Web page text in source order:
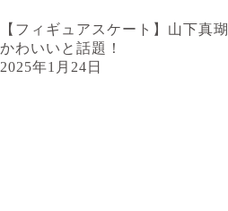
【フィギュアスケート】山下真
かわいいと話題！
2025年1月24日